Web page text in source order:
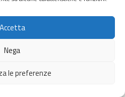
Accetta
Nega
le preferenze
di Studi Ebraici “Michele